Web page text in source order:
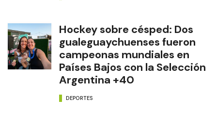
Hockey sobre césped: Dos
gualeguaychuenses fueron
campeonas mundiales en
Países Bajos con la Selección
Argentina +40
DEPORTES